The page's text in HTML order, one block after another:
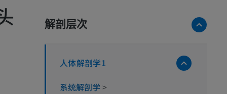
解剖层次
人体解剖学1
系统解剖学 >